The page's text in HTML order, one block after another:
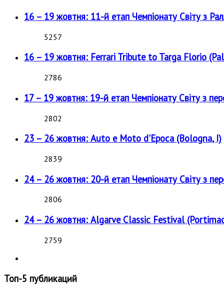
16 – 19 жовтня: 11-й етап Чемпіонату Світу з
5257
16 – 19 жовтня: Ferrari Tribute to Targa Florio
2786
17 – 19 жовтня: 19-й етап Чемпіонату Світу з
2802
23 – 26 жовтня: Auto e Moto d'Epoca (Bologna, I)
2839
24 – 26 жовтня: 20-й етап Чемпіонату Світу з
2806
24 – 26 жовтня: Algarve Classic Festival
2759
Топ-5 публикаций